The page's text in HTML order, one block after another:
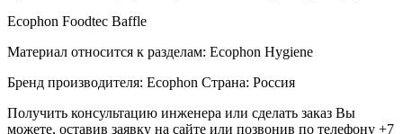
Ecophon Foodtec Baffle
Материал относится к разделам: Ecophon Hygiene
Бренд производителя: Ecophon Страна: Россия
Получить консультацию инженера или сделать заказ Вы
можете, оставив заявку на сайте или позвонив по телефону +7